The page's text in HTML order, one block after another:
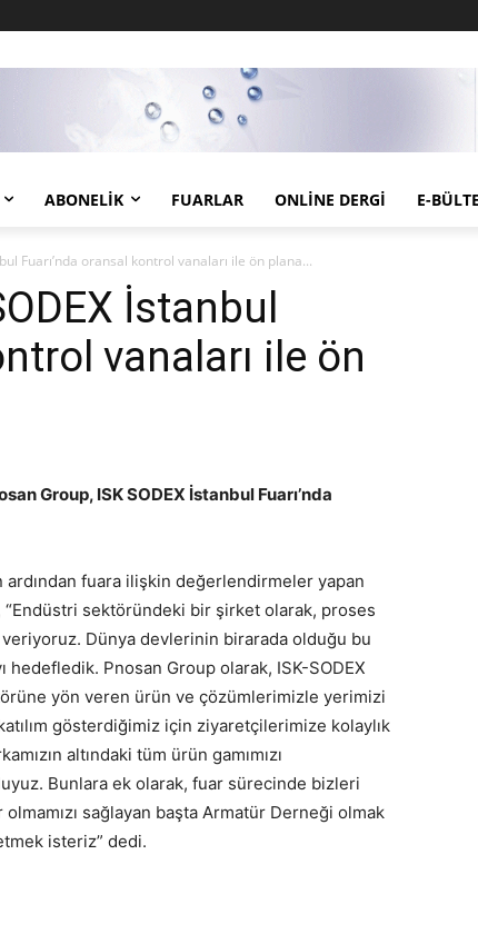
ABONELIK FUARLAR ONLINE DERGI E-
Fuarı’nda oransal kontrol vanaları ile ön plana...
İstanbul
vanaları ile ön
Group, ISK SODEX İstanbul Fuarı’nda
ardından fuara ilişkin değerlendirmeler yapan
sektöründeki bir şirket olarak, proses
Dünya devlerinin birarada olduğu bu
hedefledik. Pnosan Group olarak, ISK-SODEX
yön veren ürün ve çözümlerimizle yerimizi
gösterdiğimiz için ziyaretçilerimize kolaylık
altındaki tüm ürün gamımızı
Bunlara ek olarak, fuar sürecinde bizleri
sağlayan başta Armatür Derneği olmak
isteriz” dedi.